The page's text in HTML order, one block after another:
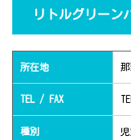
リトルグリーン
所在地
TEL / FAX
種別